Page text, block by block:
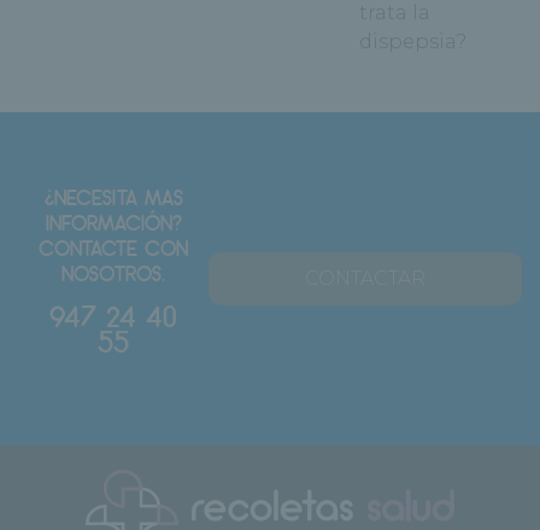
trata la
dispepsia?
¿NECESITA MAS
INFORMACIÓN?
CONTACTE CON
NOSOTROS.
947 24 40
55